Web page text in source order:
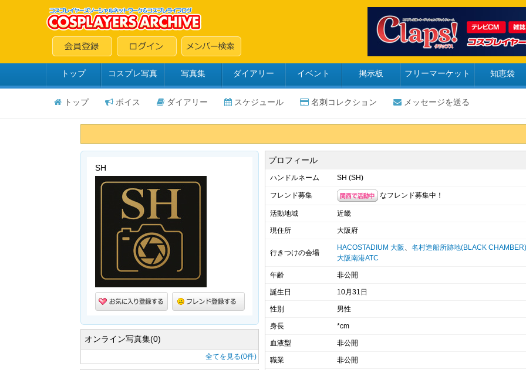
トップ コスプレ写真 写真集 ダイアリー イベント 掲示板 フリーマーケット 知恵袋
トップ ボイス ダイアリー スケジュール 名刺コレクション メッセージを送る
SH
オンライン写真集(0)
全てを見る(0件)
プロフィール
ハンドルネーム SH (SH)
フレンド募集 なフレンド募集中！
活動地域 近畿
現住所 大阪府
行きつけの会場
HACOSTADIUM 大阪 、 名村造船所跡地(BLACK CHAMBER)
大阪南港ATC
年齢 非公開
誕生日 10月31日
性別 男性
身長 *cm
血液型 非公開
職業 非公開